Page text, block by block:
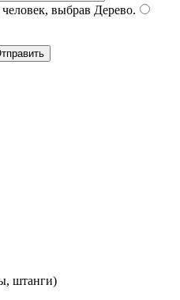
выбрав Дерево.
штанги)